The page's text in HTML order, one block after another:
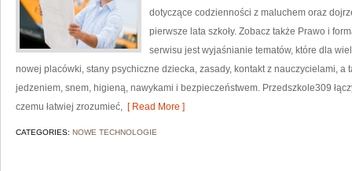
dotyczące codzienności z maluchem oraz
pierwsze lata szkoły. Zobacz także Prawo i
serwisu jest wyjaśnianie tematów, które dla
nowej placówki, stany psychiczne dziecka, zasady, kontakt z nauczycielami, a
jedzeniem, snem, higieną, nawykami i bezpieczeństwem. Przedszkole309
czemu łatwiej zrozumieć, [ Read More ]
CATEGORIES: NOWE TECHNOLOGIE